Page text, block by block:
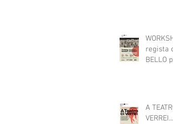
regista
BELLO
nelle
A